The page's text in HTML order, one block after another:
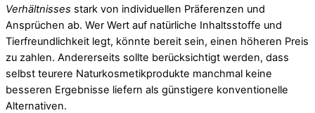
Verhältnisses stark von individuellen Präferenzen und
Ansprüchen ab. Wer Wert auf natürliche Inhaltsstoffe und
Tierfreundlichkeit legt, könnte bereit sein, einen höheren Preis
zu zahlen. Andererseits sollte berücksichtigt werden, dass
selbst teurere Naturkosmetikprodukte manchmal keine
besseren Ergebnisse liefern als günstigere konventionelle
Alternativen.